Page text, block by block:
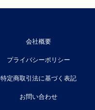
会社概要
プライバシーポリシー
特定商取引法に基づく表記
お問い合わせ